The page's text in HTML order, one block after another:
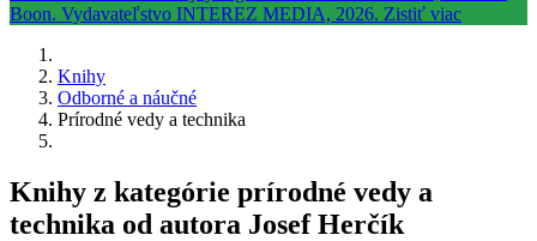
Knihy
Odborné a náučné
Prírodné vedy a technika
Knihy z kategórie prírodné vedy a
technika od autora Josef Herčík